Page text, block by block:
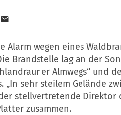
Alarm wegen eines
Brandstelle lag an der
Almwegs“ und
„In sehr steilem Gelände
stellvertretende Direktor
zusammen.